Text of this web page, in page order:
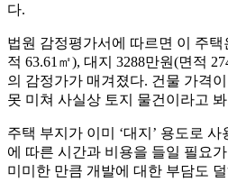
다.
법원 감정평가서에 따르면 이 주택
적 63.61㎡), 대지 3288만원(면적
의 감정가가 매겨졌다. 건물 가격
못 미쳐 사실상 토지 물건이라고
주택 부지가 이미 ‘대지’ 용도로
에 따른 시간과 비용을 들일 필요
미미한 만큼 개발에 대한 부담도